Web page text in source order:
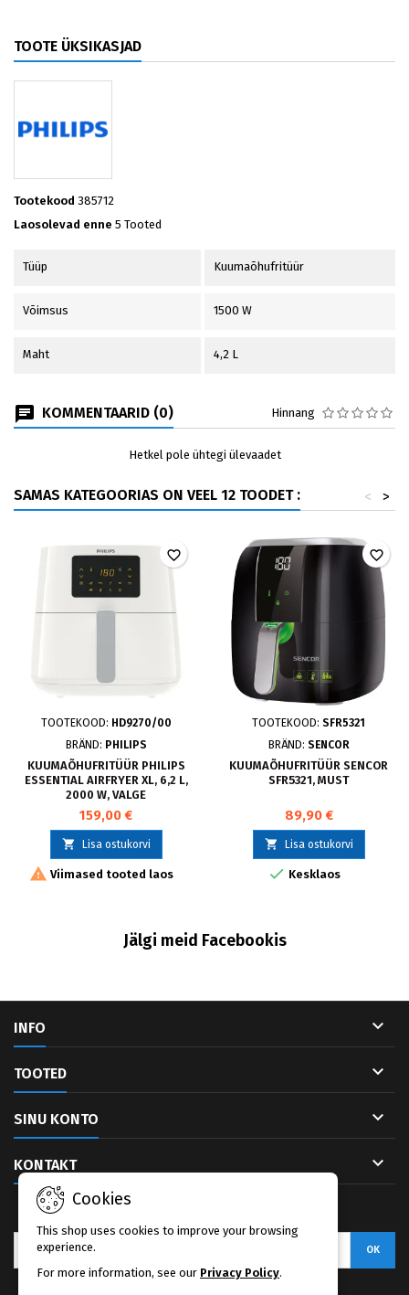
TOOTE ÜKSIKASJAD
Tootekood 385712
Laosolevad enne 5 Tooted
Tüüp Kuumaõhufritüür
Võimsus 1500 W
Maht 4,2 L
KOMMENTAARID (0) Hinnang
Hetkel pole ühtegi ülevaadet
SAMAS KATEGOORIAS ON VEEL 12 TOODET : >
<
TOOTEKOOD: HD9270/00
BRÄND: PHILIPS
KUUMAÕHUFRITÜÜR PHILIPS
ESSENTIAL AIRFRYER XL, 6,2 L,
2000 W, VALGE
159,00 €
 Lisa ostukorvi
 Viimased tooted laos
favorite_border
TOOTEKOOD: SFR5321
BRÄND: SENCOR
KUUMAÕHUFRITÜÜR SENCOR
SFR5321, MUST
89,90 €
 Lisa ostukorvi
 Kesklaos
favorite_border
Jälgi meid Facebookis
INFO 
TOOTED 
SINU KONTO 
KONTAKT 
Cookies
This shop uses cookies to improve your browsing
experience.
For more information, see our Privacy Policy.